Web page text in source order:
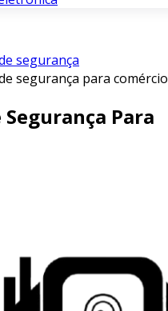
segurança
segurança para comércio
Segurança Para